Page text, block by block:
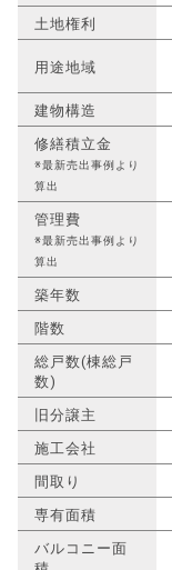
土地権利
用途地域
建物構造
修繕積立金
※最新売出事例より
算出
管理費
※最新売出事例より
算出
築年数
階数
総戸数(棟総戸
数)
旧分譲主
施工会社
間取り
専有面積
バルコニー面